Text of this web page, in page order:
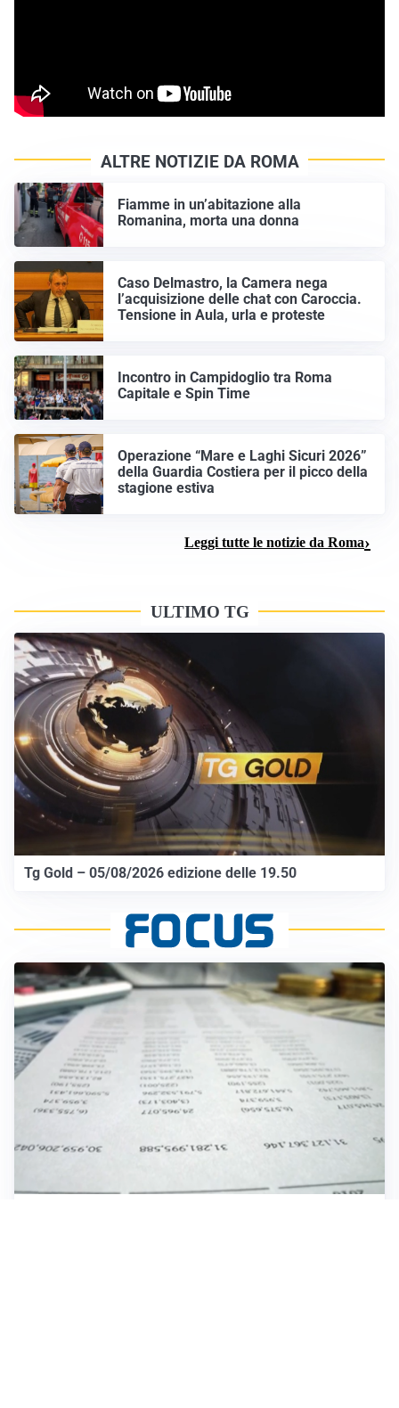
ALTRE NOTIZIE DA ROMA
Fiamme in un’abitazione alla
Romanina, morta una donna
Caso Delmastro, la Camera nega
l’acquisizione delle chat con Caroccia.
Tensione in Aula, urla e proteste
Incontro in Campidoglio tra Roma
Capitale e Spin Time
Operazione “Mare e Laghi Sicuri 2026”
della Guardia Costiera per il picco della
stagione estiva
Leggi tutte le notizie da Roma
ULTIMO TG
Tg Gold – 05/08/2026 edizione delle 19.50